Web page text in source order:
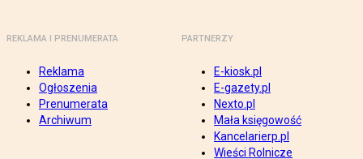
REKLAMA I PRENUMERATA
Reklama
Ogłoszenia
Prenumerata
Archiwum
PARTNERZY
E-kiosk.pl
E-gazety.pl
Nexto.pl
Mała księgowość
Kancelarierp.pl
Wieści Rolnicze